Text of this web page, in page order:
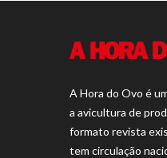
A Hora do Ovo é
a avicultura de
formato revista
tem circulação